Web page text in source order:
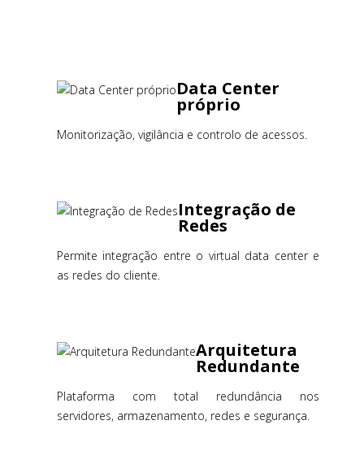
Data Center
próprio
Monitorização, vigilância e controlo de acessos.
Integração de
Redes
Permite integração entre o virtual data center e
as redes do cliente.
Arquitetura
Redundante
Plataforma com total redundância nos
servidores, armazenamento, redes e segurança.